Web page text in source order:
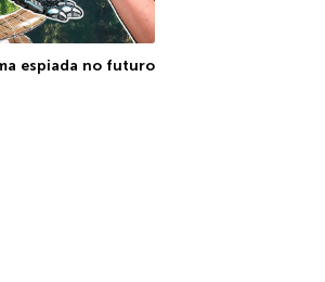
espiada no futuro